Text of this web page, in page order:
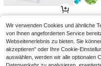
12,41€ 6,35€
Wir verwenden Cookies und ähnliche
von Ihnen angeforderten Service
Webseitenerlebnis zu bieten. Sie
akzeptieren" oder Ihre Cookie-
auswählen, werden wir alle optionalen